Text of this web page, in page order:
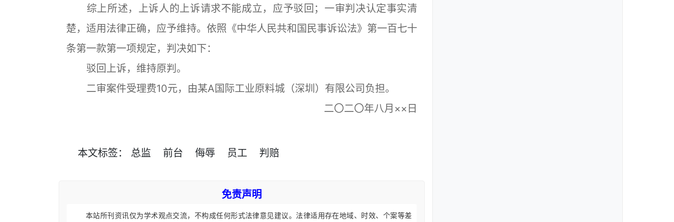
综上所述，上诉人的上诉请求不能成立，应予驳回；一审判决认定事实清
楚，适用法律正确，应予维持。依照《中华人民共和国民事诉讼法》第一百七十
条第一款第一项规定，判决如下：
驳回上诉，维持原判。
二审案件受理费10元，由某A国际工业原料城（深圳）有限公司负担。
二〇二〇年八月××日
本文标签： 总监 前台 侮辱 员工 判赔
免责声明
本站所刊资讯仅为学术观点交流，不构成任何形式法律意见建议。法律适用存在地域、时效、个案等差